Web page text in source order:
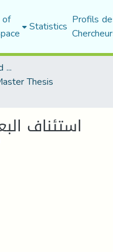
Statistics Profils
Faculty of Humanities and Social Sciences
Thesis
استئناف